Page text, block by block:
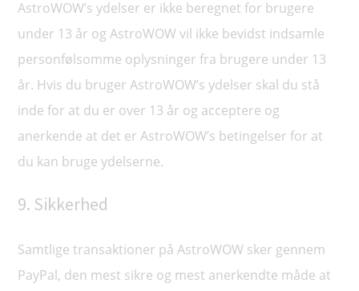
AstroWOW’s ydelser er ikke beregnet for brugere
under 13 år og AstroWOW vil ikke bevidst indsamle
personfølsomme oplysninger fra brugere under 13
år. Hvis du bruger AstroWOW’s ydelser skal du stå
inde for at du er over 13 år og acceptere og
anerkende at det er AstroWOW’s betingelser for at
du kan bruge ydelserne.
9. Sikkerhed
Samtlige transaktioner på AstroWOW sker gennem
PayPal, den mest sikre og mest anerkendte måde at